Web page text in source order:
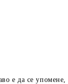
е да се